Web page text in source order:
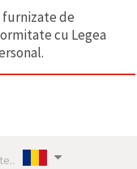
furnizate de
cu Legea